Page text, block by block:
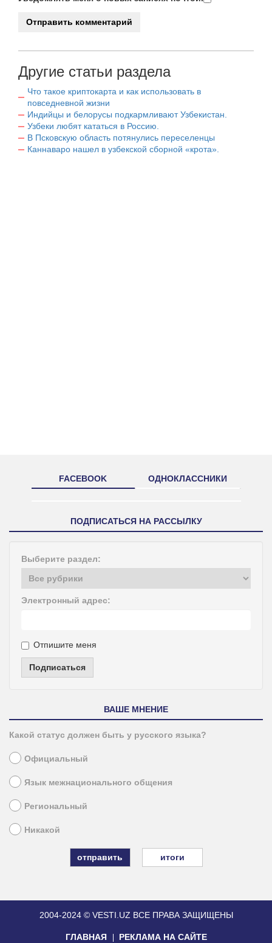
Другие статьи раздела
Что такое криптокарта и как использовать в
повседневной жизни
Индийцы и белорусы подкармливают Узбекистан.
Узбеки любят кататься в Россию.
В Псковскую область потянулись переселенцы
Каннаваро нашел в узбекской сборной «крота».
FACEBOOK ОДНОКЛАССНИКИ
ПОДПИСАТЬСЯ НА РАССЫЛКУ
Выберите раздел:
Электронный адрес:
Отпишите меня
Подписаться
ВАШЕ МНЕНИЕ
Какой статус должен быть у русского языка?
Официальный
Язык межнационального общения
Региональный
Никакой
итоги
2004-2024 © VESTI.UZ ВСЕ ПРАВА ЗАЩИЩЕНЫ
ГЛАВНАЯ РЕКЛАМА НА САЙТЕ